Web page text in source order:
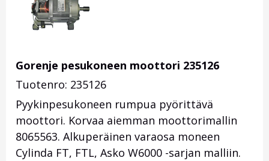
Gorenje pesukoneen moottori 235126
Tuotenro: 235126
Pyykinpesukoneen rumpua pyörittävä
moottori. Korvaa aiemman moottorimallin
8065563. Alkuperäinen varaosa moneen
Cylinda FT, FTL, Asko W6000 -sarjan malliin.